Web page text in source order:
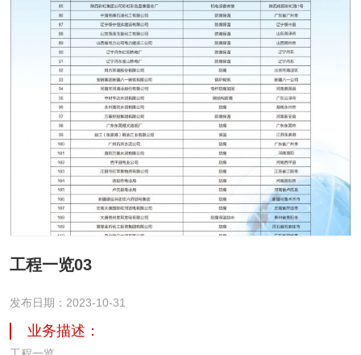
工程一览03
发布日期：2023-10-31
业务描述：